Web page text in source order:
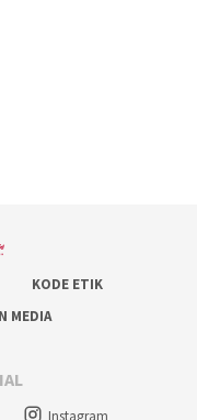
KODE ETIK
MEDIA